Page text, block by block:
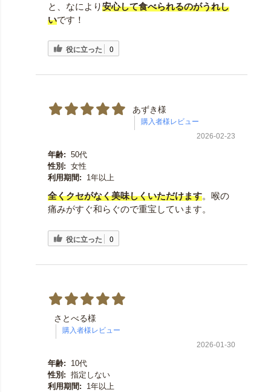
と、なにより安心して食べられるのがうれし
いです！
役に立った 0
あずき様
2026-02-23
年齢: 50代
性別: 女性
利用期間:
1年以上
全くクセがなく美味しくいただけます。喉の
痛みがすぐ和らぐので重宝しています。
役に立った 0
さとべる様
2026-01-30
年齢:
10代
性別: 指定しない
利用期間:
1年以上